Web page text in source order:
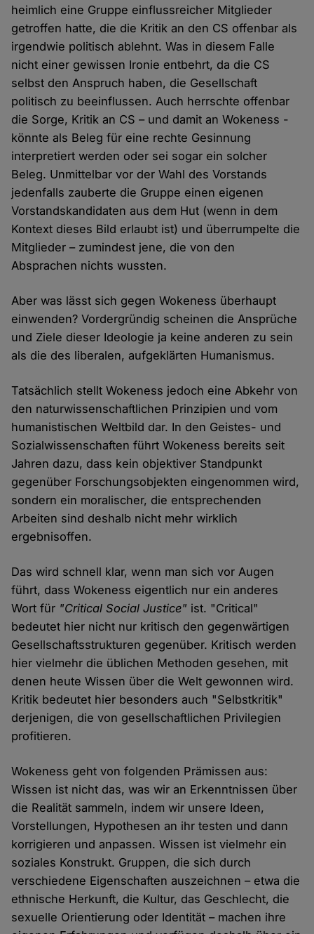
heimlich eine Gruppe einflussreicher Mitglieder
getroffen hatte, die die Kritik an den CS offenbar als
irgendwie politisch ablehnt. Was in diesem Falle
nicht einer gewissen Ironie entbehrt, da die CS
selbst den Anspruch haben, die Gesellschaft
politisch zu beeinflussen. Auch herrschte offenbar
die Sorge, Kritik an CS – und damit an Wokeness -
könnte als Beleg für eine rechte Gesinnung
interpretiert werden oder sei sogar ein solcher
Beleg. Unmittelbar vor der Wahl des Vorstands
jedenfalls zauberte die Gruppe einen eigenen
Vorstandskandidaten aus dem Hut (wenn in dem
Kontext dieses Bild erlaubt ist) und überrumpelte die
Mitglieder – zumindest jene, die von den
Absprachen nichts wussten.
Aber was lässt sich gegen Wokeness überhaupt
einwenden? Vordergründig scheinen die Ansprüche
und Ziele dieser Ideologie ja keine anderen zu sein
als die des liberalen, aufgeklärten Humanismus.
Tatsächlich stellt Wokeness jedoch eine Abkehr von
den naturwissenschaftlichen Prinzipien und vom
humanistischen Weltbild dar. In den Geistes- und
Sozialwissenschaften führt Wokeness bereits seit
Jahren dazu, dass kein objektiver Standpunkt
gegenüber Forschungsobjekten eingenommen wird,
sondern ein moralischer, die entsprechenden
Arbeiten sind deshalb nicht mehr wirklich
ergebnisoffen.
Das wird schnell klar, wenn man sich vor Augen
führt, dass Wokeness eigentlich nur ein anderes
Wort für "Critical Social Justice" ist. "Critical"
bedeutet hier nicht nur kritisch den gegenwärtigen
Gesellschaftsstrukturen gegenüber. Kritisch werden
hier vielmehr die üblichen Methoden gesehen, mit
denen heute Wissen über die Welt gewonnen wird.
Kritik bedeutet hier besonders auch "Selbstkritik"
derjenigen, die von gesellschaftlichen Privilegien
profitieren.
Wokeness geht von folgenden Prämissen aus:
Wissen ist nicht das, was wir an Erkenntnissen über
die Realität sammeln, indem wir unsere Ideen,
Vorstellungen, Hypothesen an ihr testen und dann
korrigieren und anpassen. Wissen ist vielmehr ein
soziales Konstrukt. Gruppen, die sich durch
verschiedene Eigenschaften auszeichnen – etwa die
ethnische Herkunft, die Kultur, das Geschlecht, die
sexuelle Orientierung oder Identität – machen ihre